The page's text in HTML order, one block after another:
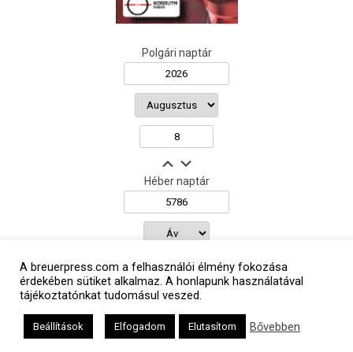
Polgári naptár
Héber naptár
Oldalunkat a Mazsök támogatja
A breuerpress.com a felhasználói élmény fokozása
érdekében sütiket alkalmaz. A honlapunk használatával
tájékoztatónkat tudomásul veszed.
Beállítások Elfogadom Elutasítom Bővebben